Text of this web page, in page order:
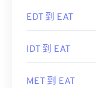
EDT 到 EAT
IDT 到 EAT
MET 到 EAT